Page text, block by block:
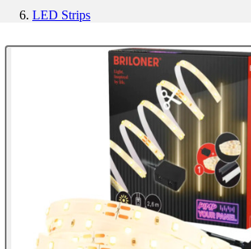
LED Strips